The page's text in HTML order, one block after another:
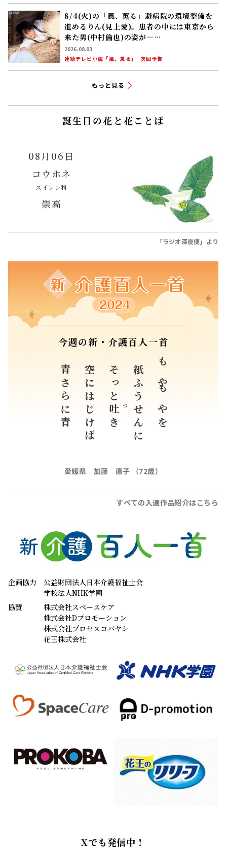
8/4(火)の「風、薫る」避病院の環境整備を
進めるりん(見上愛)。患者の中には東京から
来た男(中村倫也)の姿が……
2026.08.03
連続テレビ小説「風、薫る」
次回予告
もっと見る
誕生日の花と花ことば
08月06日
コウホネ
スイレン科
崇高
「ラジオ深夜便」より
今週の新・介護百人一首
もやもやを
紙ふうせんに
そっと
吐 つ
き
空にはじけば
青さらに青
愛媛県 加藤 直子 （72歳）
すべての入選作品紹介はこちら
企画協力
公益財団法人日本介護福祉士会
学校法人NHK学園
協賛
株式会社スペースケア
株式会社Dプロモーション
株式会社プロセスコバヤシ
花王株式会社
Xでも発信中！